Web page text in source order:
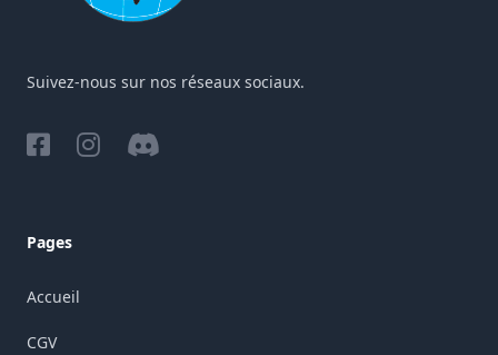
Suivez-nous sur nos réseaux sociaux.
FacebookInstagram
Discord
Pages
Accueil
CGV